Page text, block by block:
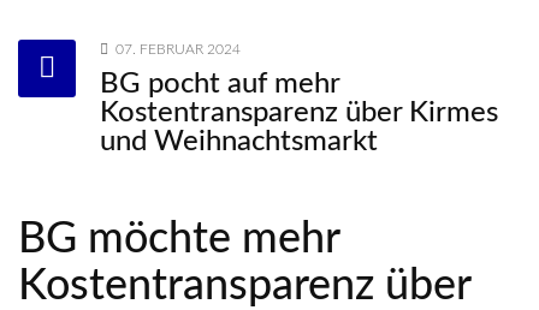
07. FEBRUAR 2024
BG pocht auf mehr
Kostentransparenz über Kirmes
und Weihnachtsmarkt
BG möchte mehr
Kostentransparenz über